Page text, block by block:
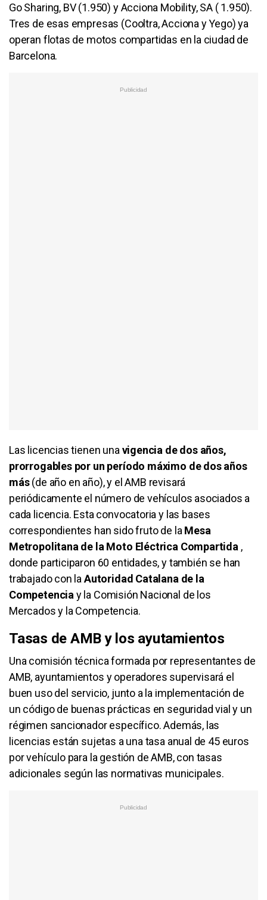
Go Sharing, BV (1.950) y Acciona Mobility, SA ( 1.950).
Tres de esas empresas (Cooltra, Acciona y Yego) ya
operan flotas de motos compartidas en la ciudad de
Barcelona.
Las licencias tienen una vigencia de dos años,
prorrogables por un período máximo de dos años
más(de año en año), y el AMB revisará
periódicamente el número de vehículos asociados a
cada licencia. Esta convocatoria y las bases
correspondientes han sido fruto de la Mesa
Metropolitana de la Moto Eléctrica Compartida ,
donde participaron 60 entidades, y también se han
trabajado con la Autoridad Catalana de la
Competencia y la Comisión Nacional de los
Mercados y la Competencia.
Tasas de AMB y los ayutamientos
Una comisión técnica formada por representantes de
AMB, ayuntamientos y operadores supervisará el
buen uso del servicio, junto a la implementación de
un código de buenas prácticas en seguridad vial y un
régimen sancionador específico. Además, las
licencias están sujetas a una tasa anual de 45 euros
por vehículo para la gestión de AMB, con tasas
adicionales según las normativas municipales.